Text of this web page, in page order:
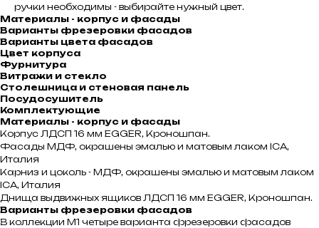
ручки необходимы - выбирайте нужный цвет.
Материалы - корпус и фасады
Варианты фрезеровки фасадов
Варианты цвета фасадов
Цвет корпуса
Фурнитура
Витражи и стекло
Столешница и стеновая панель
Посудосушитель
Комплектующие
Материалы - корпус и фасады
Корпус ЛДСП 16 мм EGGER, Кроношпан.
Фасады МДФ, окрашены эмалью и матовым лаком ICA,
Италия
Карниз и цоколь - МДФ, окрашены эмалью и матовым лаком
ICA, Италия
Днища выдвижных ящиков ЛДСП 16 мм EGGER, Кроношпан.
Варианты фрезеровки фасадов
В коллекции М1 четыре варианта фрезеровки фасадов